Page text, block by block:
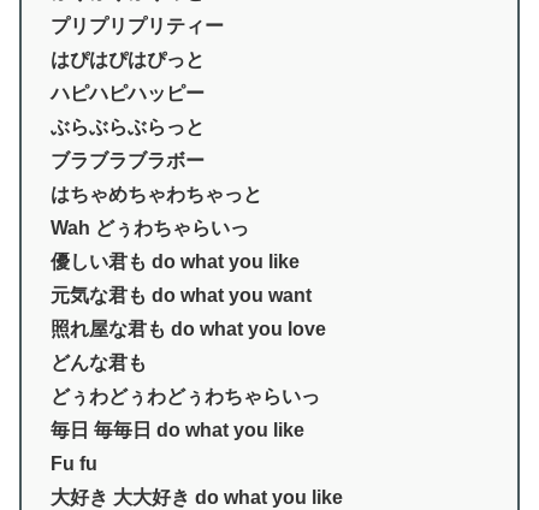
プリプリプリティー
はぴはぴはぴっと
ハピハピハッピー
ぶらぶらぶらっと
ブラブラブラボー
はちゃめちゃわちゃっと
Wah どぅわちゃらいっ
優しい君も do what you like
元気な君も do what you want
照れ屋な君も do what you love
どんな君も
どぅわどぅわどぅわちゃらいっ
毎日 毎毎日 do what you like
Fu fu
大好き 大大好き do what you like